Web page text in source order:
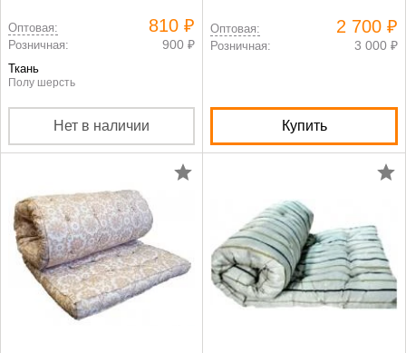
Оптовая: 810 ₽
Розничная: 900 ₽
Ткань
Полу шерсть
Нет в наличии
Оптовая: 2 700 ₽
Розничная: 3 000 ₽
Купить